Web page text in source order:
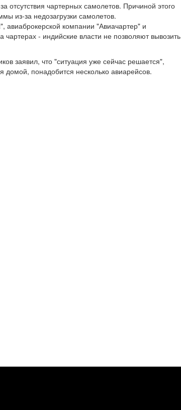
отсутствия чартерных самолетов. Причиной этого
из-за недозагрузки самолетов.
авиаброкерской компании "Авиачартер" и
- индийские власти не позволяют вывозить
заявил, что "ситуация уже сейчас решается",
домой, понадобится несколько авиарейсов.